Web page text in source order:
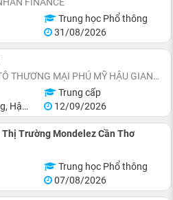
Trung học Phổ thông
31/08/2026
CÔNG TY CỔ PHẦN Ô TÔ THƯƠNG MẠI PHÚ MỸ HẬU GIANG
Trung cấp
An
12/09/2026
Trường Mondelez Cần Thơ
Trung học Phổ thông
07/08/2026